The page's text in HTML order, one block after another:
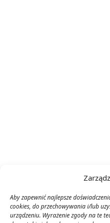
Aby zapewnić najlepsze
cookies, do przechowywania i/lub
urządzeniu. Wyrażenie zgody na te